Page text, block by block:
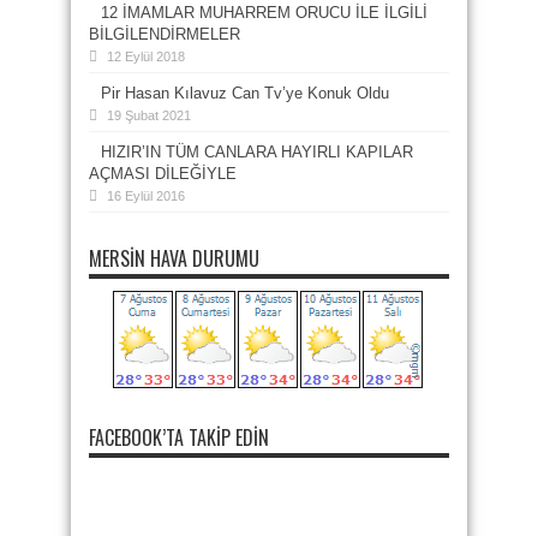
12 İMAMLAR MUHARREM ORUCU İLE İLGİLİ
BİLGİLENDİRMELER
12 Eylül 2018
Pir Hasan Kılavuz Can Tv’ye Konuk Oldu
19 Şubat 2021
HIZIR’IN TÜM CANLARA HAYIRLI KAPILAR
AÇMASI DİLEĞİYLE
16 Eylül 2016
MERSIN HAVA DURUMU
FACEBOOK’TA TAKIP EDIN